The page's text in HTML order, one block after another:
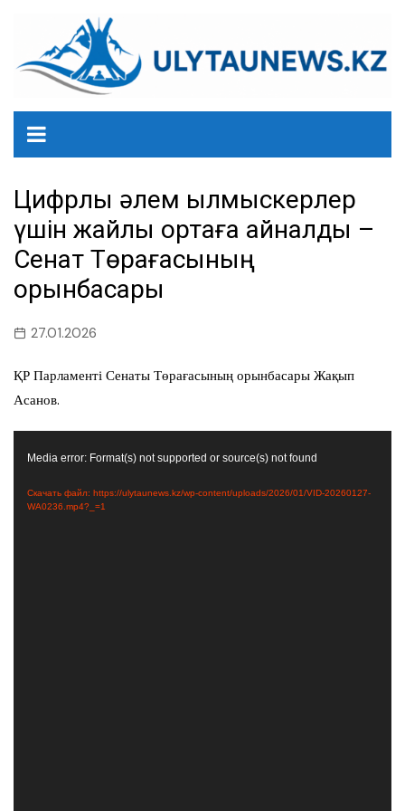
содержанию
Цифрлық әлем қылмыскерлер
үшін жайлы ортаға айналды –
Сенат Төрағасының
орынбасары
27.01.2026
ҚР Парламенті Сенаты Төрағасының орынбасары Жақып
Асанов.
Media error: Format(s) not supported or source(s) not found
Скачать файл: https://ulytaunews.kz/wp-content/uploads/2026/01/VID-20260127-
WA0236.mp4?_=1